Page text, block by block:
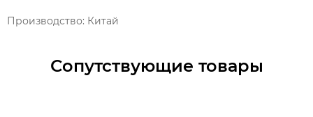
Производство: Китай
Сопутствующие товары